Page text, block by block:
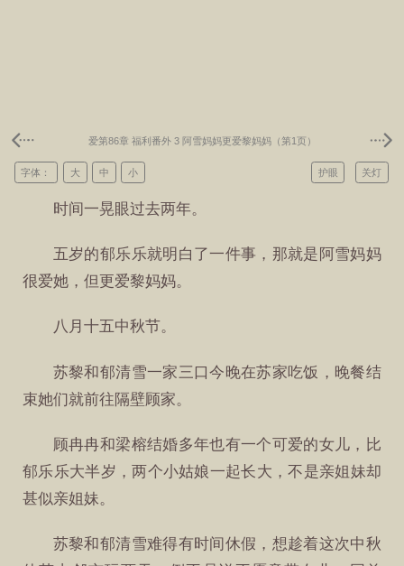
爱第86章 福利番外 3 阿雪妈妈更爱黎妈妈（第1页）
关灯
护眼
字体： 大 中 小
时间一晃眼过去两年。
五岁的郁乐乐就明白了一件事，那就是阿雪妈妈
很爱她，但更爱黎妈妈。
八月十五中秋节。
苏黎和郁清雪一家三口今晚在苏家吃饭，晚餐结
束她们就前往隔壁顾家。
顾冉冉和梁榕结婚多年也有一个可爱的女儿，比
郁乐乐大半岁，两个小姑娘一起长大，不是亲姐妹却
甚似亲姐妹。
苏黎和郁清雪难得有时间休假，想趁着这次中秋